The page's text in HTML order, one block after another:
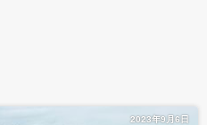
2023年9月6日